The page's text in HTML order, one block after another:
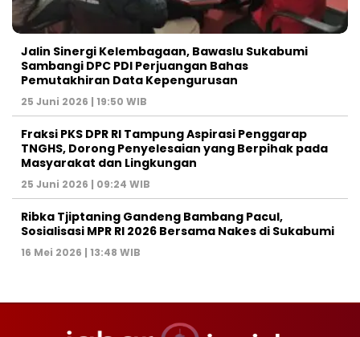
Jalin Sinergi Kelembagaan, Bawaslu Sukabumi
Sambangi DPC PDI Perjuangan Bahas
Pemutakhiran Data Kepengurusan
25 Juni 2026 | 19:50 WIB
‎Fraksi PKS DPR RI Tampung Aspirasi Penggarap
TNGHS, Dorong Penyelesaian yang Berpihak pada
Masyarakat dan Lingkungan‎
25 Juni 2026 | 09:24 WIB
Ribka Tjiptaning Gandeng Bambang Pacul,
Sosialisasi MPR RI 2026 Bersama Nakes di Sukabumi
16 Mei 2026 | 13:48 WIB